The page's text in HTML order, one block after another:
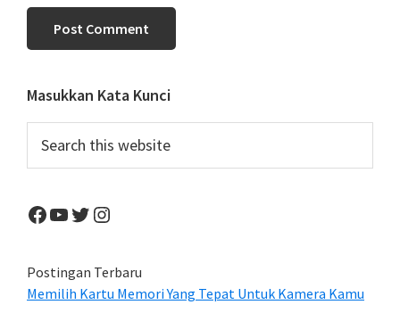
Primary
Sidebar
Masukkan Kata Kunci
this
website
Facebook
YouTube
Twitter
Instagram
Postingan Terbaru
Memilih Kartu Memori Yang Tepat Untuk Kamera Kamu